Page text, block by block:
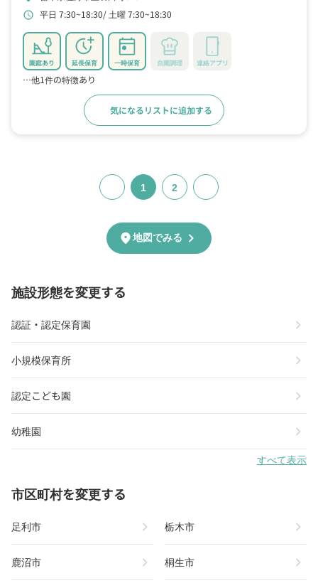
schedule 平日 7:30~18:30 土曜 7:30~18:30
園庭あり 延長保育 一時保育 自園調理 連絡アプリ
…他1件の特徴あり
気になるリストに追加する
1 2
location_on地図でみる chevron_right
施設形態を変更する
認証・認定保育園 chevron_right
小規模保育所 chevron_right
認定こども園 chevron_right
幼稚園 chevron_right
すべて表示
市区町村を変更する
足利市 chevron_right 栃木市 chevron_right
鹿沼市 chevron_right 桐生市 chevron_right